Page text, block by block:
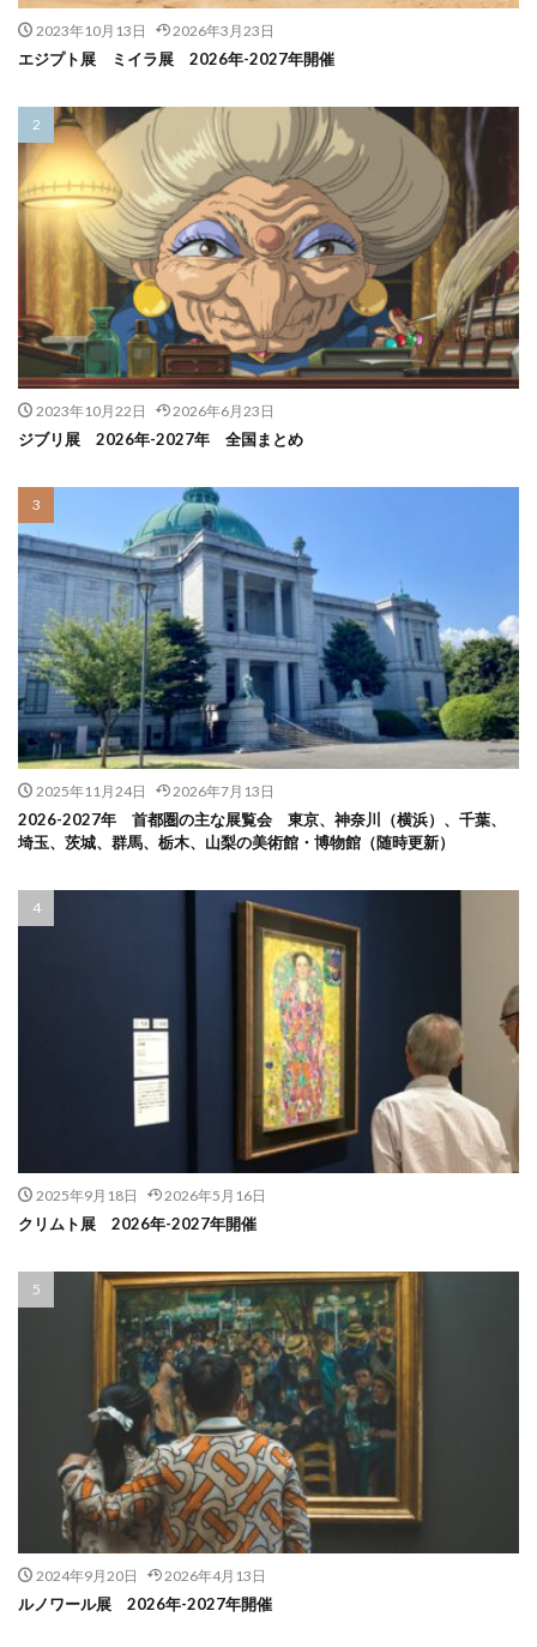
2023年10月13日 2026年3月23日
エジプト展 ミイラ展 2026年-2027年開催
2023年10月22日 2026年6月23日
ジブリ展 2026年-2027年 全国まとめ
2025年11月24日 2026年7月13日
2026-2027年 首都圏の主な展覧会 東京、神奈川（横浜）、千葉、
埼玉、茨城、群馬、栃木、山梨の美術館・博物館（随時更新）
2025年9月18日 2026年5月16日
クリムト展 2026年-2027年開催
2024年9月20日 2026年4月13日
ルノワール展 2026年-2027年開催